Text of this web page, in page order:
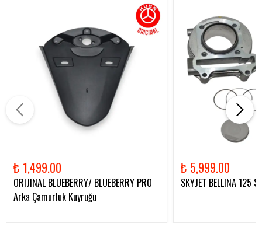
₺ 1,499.00
ORIJINAL BLUEBERRY/ BLUEBERRY PRO
Arka Çamurluk Kuyruğu
₺ 5,999.00
SKYJET BELLINA 125